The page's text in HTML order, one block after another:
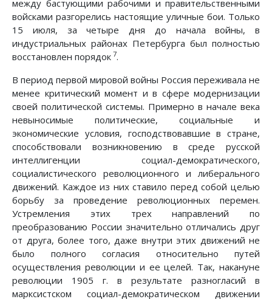
между бастующими рабочими и правительственными
войсками разгорелись настоящие уличные бои. Только
15 июля, за четыре дня до начала войны, в
индустриальных районах Петербурга был полностью
восстановлен порядок 7.
В период первой мировой войны Россия переживала не
менее критический момент и в сфере модернизации
своей политической системы. Примерно в начале века
невыносимые политические, социальные и
экономические условия, господствовавшие в стране,
способствовали возникновению в среде русской
интеллигенции социал-демократического,
социалистического революционного и либерального
движений. Каждое из них ставило перед собой целью
борьбу за проведение революционных перемен.
Устремления этих трех направлений по
преобразованию России значительно отличались друг
от друга, более того, даже внутри этих движений не
было полного согласия относительно путей
осуществления революции и ее целей. Так, накануне
революции 1905 г. в результате разногласий в
марксистском социал-демократическом движении